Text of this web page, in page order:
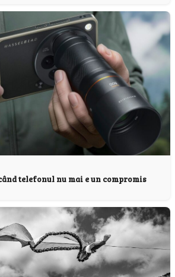
telefonul nu mai e un compromis